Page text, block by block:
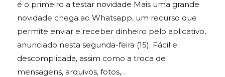
é o primeiro a testar novidade Mais uma grande
novidade chega ao Whatsapp, um recurso que
permite enviar e receber dinheiro pelo aplicativo,
anunciado nesta segunda-feira (15). Fácil e
descomplicada, assim como a troca de
mensagens, arquivos, fotos,…